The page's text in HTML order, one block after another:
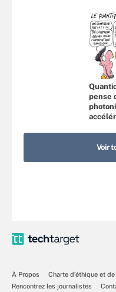
pense
Voir
À Propos
Charte d’éthique et
Rencontrez les journalistes